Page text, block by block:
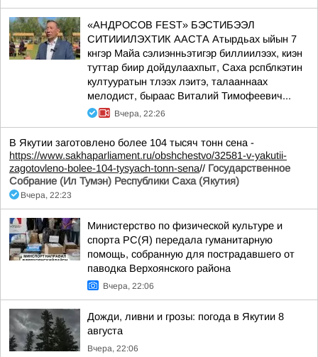
«АНДРОСОВ FEST» БЭСТИБЭЭЛ
СИТИИИЛЭХТИК ААСТА Атырдьах ыйын 7
кнгэр Майа сэлиэнньэтигэр биллиилээх, киэн
туттар биир дойдулаахпыт, Саха рспблкэтин
култууратын тлээх лэитэ, талааннаах
мелодист, быраас Виталий Тимофеевич...
Вчера, 22:26
В Якутии заготовлено более 104 тысяч тонн сена -
https://www.sakhaparliament.ru/obshchestvo/32581-v-yakutii-
zagotovleno-bolee-104-tysyach-tonn-sena// Государственное
Собрание (Ил Тумэн) Республики Саха (Якутия)
Вчера, 22:23
Министерство по физической культуре и
спорта РС(Я) передала гуманитарную
помощь, собранную для пострадавшего от
паводка Верхоянского района
Вчера, 22:06
Дожди, ливни и грозы: погода в Якутии 8
августа
Вчера, 22:06